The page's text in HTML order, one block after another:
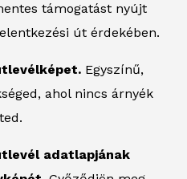
támogatást nyújt
út érdekében.
Egyszínű,
ahol nincs árnyék
adatlapjának